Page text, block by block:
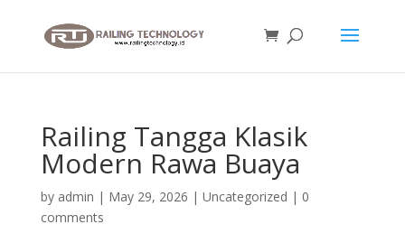
Railing Tangga Klasik
Modern Rawa Buaya
by admin | May 29, 2026 | Uncategorized | 0
comments